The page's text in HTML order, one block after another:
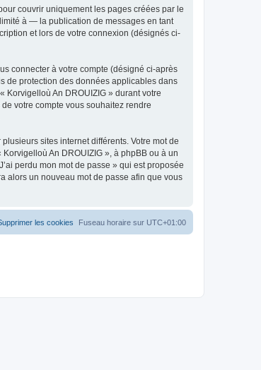
couvrir uniquement les pages créées par le
à — la publication de messages en tant
et lors de votre connexion (désignés ci-
connecter à votre compte (désigné ci-après
de protection des données applicables dans
Korvigelloù An DROUIZIG » durant votre
votre compte vous souhaitez rendre
sites internet différents. Votre mot de
An DROUIZIG », à phpBB ou à un
perdu mon mot de passe » qui est proposée
alors un nouveau mot de passe afin que vous
Fuseau horaire sur UTC+01:00
les cookies